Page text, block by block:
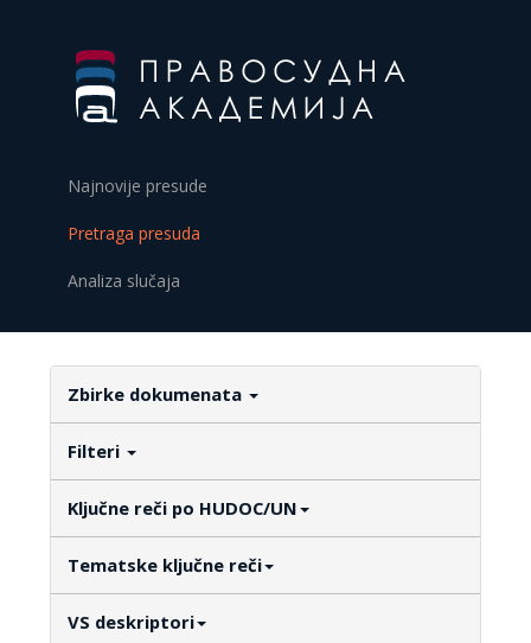
Najnovije presude
Pretraga presuda
Analiza slučaja
Zbirke dokumenata
Filteri
Ključne reči po HUDOC/UN
Tematske ključne reči
VS deskriptori